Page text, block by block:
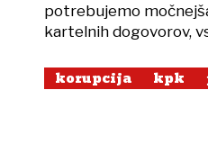
potrebujemo
kartelnih dogovorov,
korupcija kpk